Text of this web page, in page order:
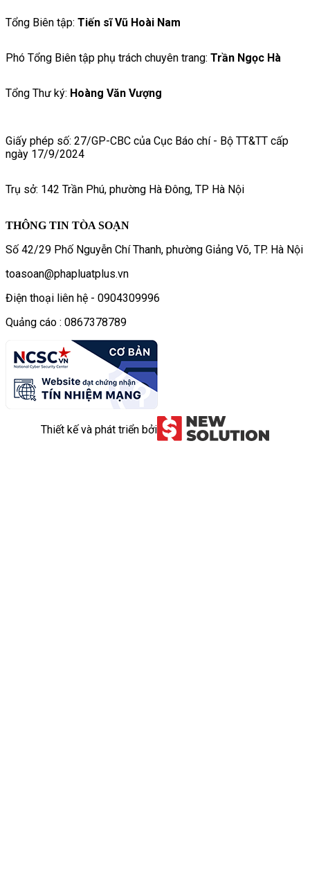
Tổng Biên tập: Tiến sĩ Vũ Hoài Nam
Phó Tổng Biên tập phụ trách chuyên trang: Trần Ngọc Hà
Tổng Thư ký: Hoàng Văn Vượng
Giấy phép số: 27/GP-CBC của Cục Báo chí - Bộ TT&TT cấp
ngày 17/9/2024
Trụ sở: 142 Trần Phú, phường Hà Đông, TP Hà Nội
THÔNG TIN TÒA SOẠN
Số 42/29 Phố Nguyễn Chí Thanh, phường Giảng Võ, TP. Hà Nội
toasoan@phapluatplus.vn
Điện thoại liên hệ - 0904309996
Quảng cáo : 0867378789
Thiết kế và phát triển bởi